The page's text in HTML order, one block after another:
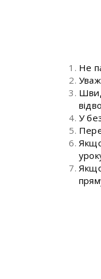
Не
У
Якщо